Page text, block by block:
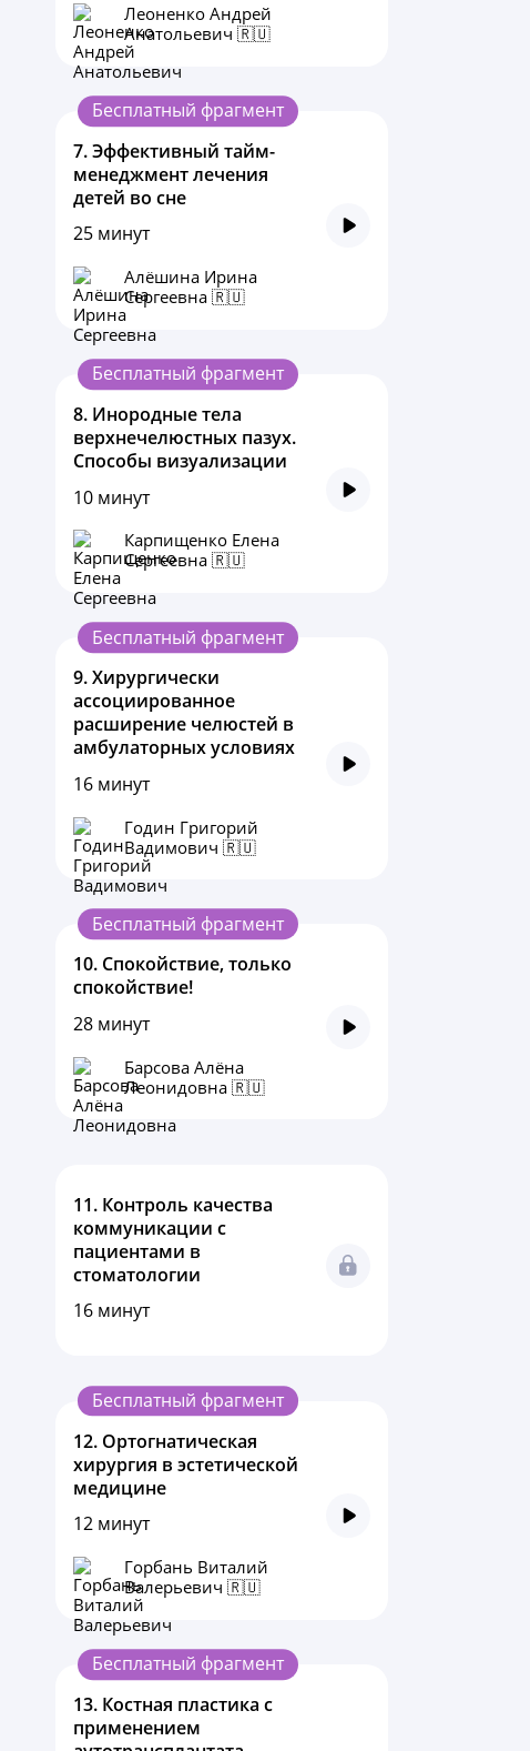
Леоненко Андрей
Анатольевич 🇷🇺
Бесплатный фрагмент
7.Эффективный тайм-
менеджмент лечения
детей во сне
25 минут
Алёшина Ирина
Сергеевна 🇷🇺
Бесплатный фрагмент
8. Инородные тела
верхнечелюстных пазух.
Способы визуализации
10 минут
Карпищенко Елена
Сергеевна 🇷🇺
Бесплатный фрагмент
9.Хирургически
ассоциированное
расширение челюстей в
амбулаторных условиях
16 минут
Годин Григорий
Вадимович 🇷🇺
Бесплатный фрагмент
10. Спокойствие, только
спокойствие!
28 минут
Барсова Алёна
Леонидовна​ 🇷🇺
11. Контроль качества
коммуникации с
пациентами в
стоматологии
16 минут
Бесплатный фрагмент
12. Ортогнатическая
хирургия в эстетической
медицине
12 минут
Горбань Виталий
Валерьевич 🇷🇺
Бесплатный фрагмент
13. Костная пластика с
применением